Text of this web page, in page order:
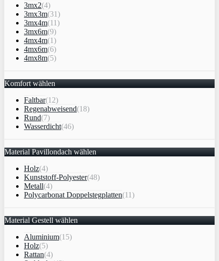
3mx2(4)
3mx3m(31)
3mx4m(11)
3mx6m(9)
4mx4m(1)
4mx6m(6)
4mx8m(5)
Komfort wählen
Faltbar(12)
Regenabweisend(18)
Rund(7)
Wasserdicht(46)
Material Pavillondach wählen
Holz(4)
Kunststoff-Polyester(48)
Metall(4)
Polycarbonat Doppelstegplatten(11)
Material Gestell wählen
Aluminium(15)
Holz(5)
Rattan(4)